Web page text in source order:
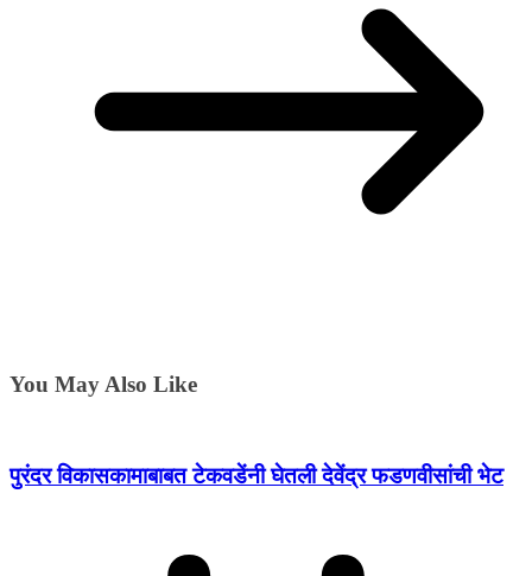
You May Also Like
पुरंदर विकासकामाबाबत टेकवडेंनी घेतली देवेंद्र फडणवीसांची भेट